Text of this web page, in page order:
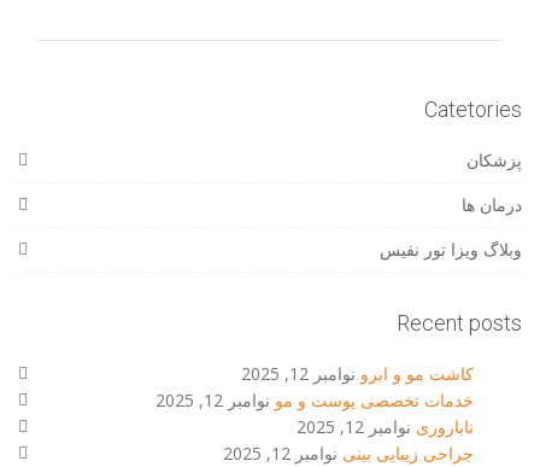
Catetories
پزشکان
درمان ها
وبلاگ ویزا تور نفیس
Recent posts
کاشت مو و ابرو نوامبر 12, 2025
خدمات تخصصی پوست و مو نوامبر 12, 2025
ناباروری نوامبر 12, 2025
جراحی زیبایی بینی نوامبر 12, 2025